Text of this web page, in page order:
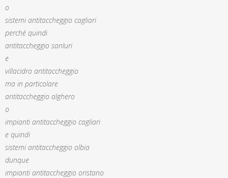
o
sistemi antitaccheggio cagliari
perchè quindi
antitaccheggio sanluri
e
villacidro antitaccheggio
ma in particolare
antitaccheggio alghero
o
impianti antitaccheggio cagliari
e quindi
sistemi antitaccheggio olbia
dunque
impianti antitaccheggio oristano